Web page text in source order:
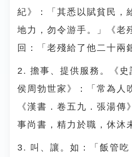
紀》：「其悉以賦貧民，
地力，勿令游手。」《老
回：「老殘給了他二十兩
2. 擔事、提供服務。《史
侯周勃世家》：「常為人
《漢書．卷五九．張湯傳
事尚書，精力於職，休沐
3. 叫、讓。如：「飯管吃